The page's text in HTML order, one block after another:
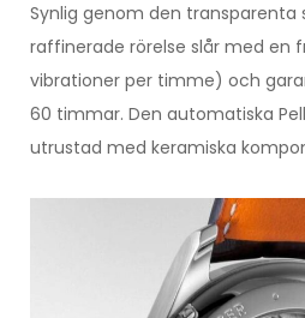
Synlig genom den transparenta
raffinerade rörelse slår med en
vibrationer per timme) och
60 timmar. Den automatiska
utrustad med keramiska